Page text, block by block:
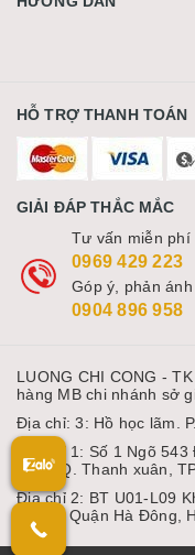
HỖ TRỢ THANH TOÁN
GIẢI ĐÁP THẮC MẮC
Tư vấn miễn phí
0969 429 223
Góp ý, phản
0904 896 958
LUONG CHI CONG -
hàng MB chi nhánh sở
Địa chỉ: 3: Hồ học lãm.
Địa chỉ 1: Số 1 Ngõ
Nam, Q. Thanh xuân,
Địa chỉ 2: BT U01-L09
Nghĩa, Quận Hà Đông,